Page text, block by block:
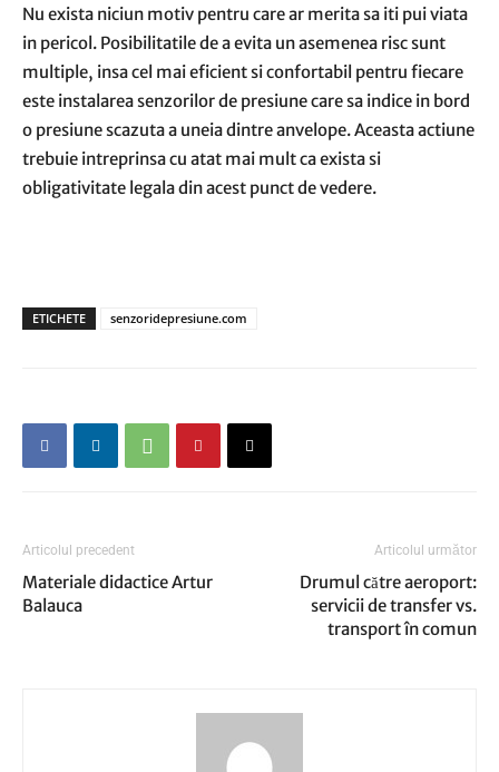
Nu exista niciun motiv pentru care ar merita sa iti pui viata
in pericol. Posibilitatile de a evita un asemenea risc sunt
multiple, insa cel mai eficient si confortabil pentru fiecare
este instalarea senzorilor de presiune care sa indice in bord
o presiune scazuta a uneia dintre anvelope. Aceasta actiune
trebuie intreprinsa cu atat mai mult ca exista si
obligativitate legala din acest punct de vedere.
ETICHETE senzoridepresiune.com
Articolul precedent
Materiale didactice Artur
Balauca
Articolul următor
Drumul către aeroport:
servicii de transfer vs.
transport în comun